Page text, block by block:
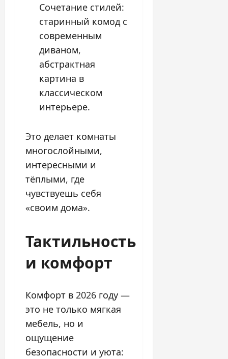
Сочетание стилей:
старинный комод с
современным
диваном,
абстрактная
картина в
классическом
интерьере.
Это делает комнаты
многослойными,
интересными и
тёплыми, где
чувствуешь себя
«своим дома».
Тактильность
и комфорт
Комфорт в 2026 году —
это не только мягкая
мебель, но и
ощущение
безопасности и уюта: